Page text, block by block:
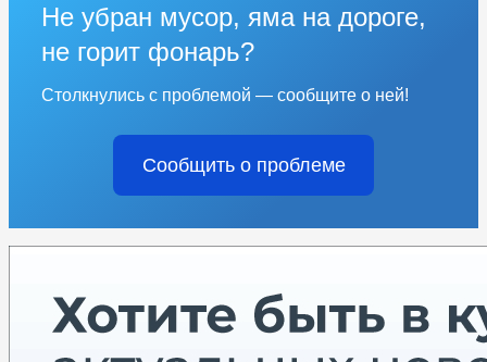
Не убран мусор, яма на дороге,
не горит фонарь?
Столкнулись с проблемой — сообщите о ней!
Сообщить о проблеме